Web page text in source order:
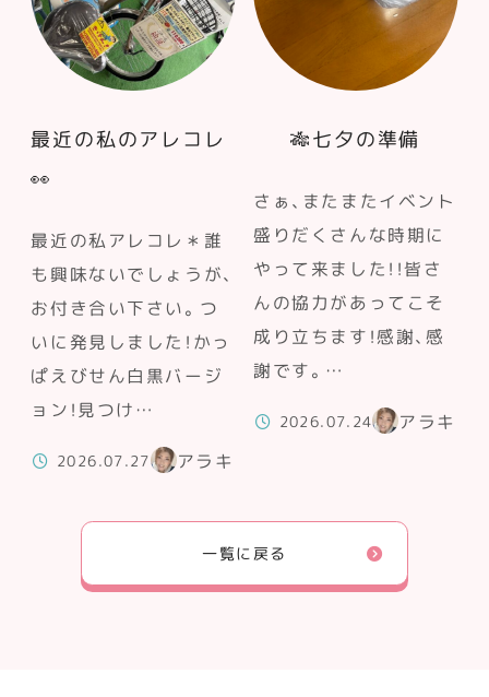
最近の私のアレコレ
👀
最近の私アレコレ＊誰
も興味ないでしょうが、
お付き合い下さい。つ
いに発見しました！かっ
ぱえびせん白黒バージ
ョン！見つけ…
2026.07.27 アラキ
🎋七夕の準備
さぁ、またまたイベント
盛りだくさんな時期に
やって来ました！！皆さ
んの協力があってこそ
成り立ちます！感謝、感
謝です。…
2026.07.24 アラキ
一覧に戻る